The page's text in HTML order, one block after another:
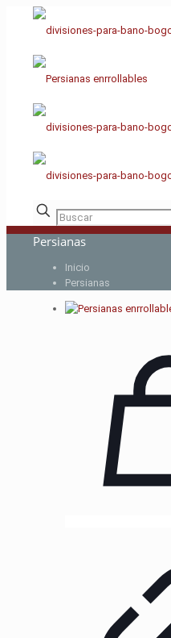
Persianas
Inicio
Persianas